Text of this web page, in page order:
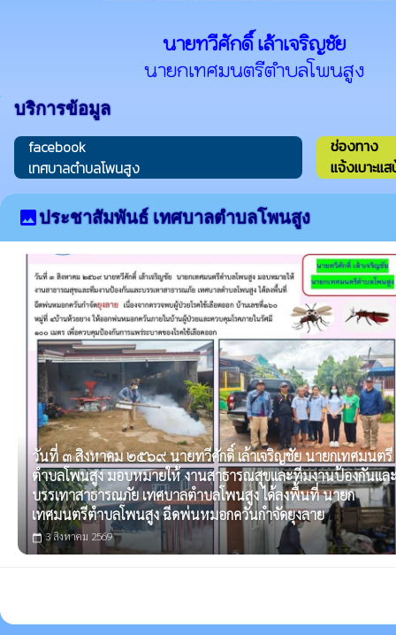
นายทวีศักดิ์ เล้าเจริญชัย
นายกเทศมนตรีตำบลโพนสูง
บริการข้อมูล
facebook
เทศบาลตำบลโพนสูง
ช่องทาง
แจ้งเบาะแ
imageประชาสัมพันธ์ เทศบาลตำบลโพนสูง
วันที่ ๓ สิงหาคม ๒๕๖๙ นายทวีศักดิ์ เล้าเจริญชัย นายกเทศมนตรี
ตำบลโพนสูง มอบหมายให้ งานสาธารณสุขและทีมงานป้องกันและ
บรรเทาสาธารณภัย เทศบาลตำบลโพนสูง ได้ลงพื้นที่ นายก
เทศมนตรีตำบลโพนสูง ฉีดพ่นหมอกควันกำจัดยุงลาย
calendar_today3 สิงหาคม 2569